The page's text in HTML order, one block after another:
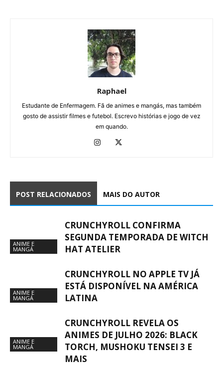
Raphael
Estudante de Enfermagem. Fã de animes e mangás, mas também
gosto de assistir filmes e futebol. Escrevo histórias e jogo de vez
em quando.
POST RELACIONADOS MAIS DO AUTOR
ANIME E
MANGÁ
CRUNCHYROLL CONFIRMA
SEGUNDA TEMPORADA DE WITCH
HAT ATELIER
ANIME E
MANGÁ
CRUNCHYROLL NO APPLE TV JÁ
ESTÁ DISPONÍVEL NA AMÉRICA
LATINA
ANIME E
MANGÁ
CRUNCHYROLL REVELA OS
ANIMES DE JULHO 2026: BLACK
TORCH, MUSHOKU TENSEI 3 E
MAIS